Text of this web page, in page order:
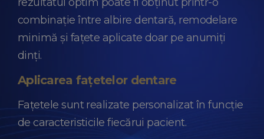
combinație între albire dentară, remodelare
minimă și fațete aplicate doar pe anumiți
dinți.
Aplicarea fațetelor dentare
Fațetele sunt realizate personalizat în funcție
de caracteristicile fiecărui pacient.